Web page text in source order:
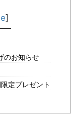
]
のお知らせ
定プレゼント